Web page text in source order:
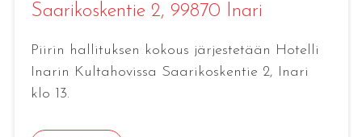
Saarikoskentie 2, 99870 Inari
Piirin hallituksen kokous järjestetään Hotelli
Inarin Kultahovissa Saarikoskentie 2, Inari
klo 13.